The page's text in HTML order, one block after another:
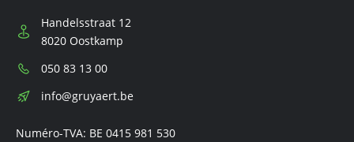
Handelsstraat 12
8020 Oostkamp
Téléphone:
050 83 13 00
E-
info@gruyaert.be
Numéro-TVA: BE 0415 981 530